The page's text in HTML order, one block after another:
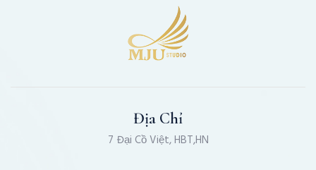
Địa Chỉ
7 Đại Cồ Việt, HBT,HN